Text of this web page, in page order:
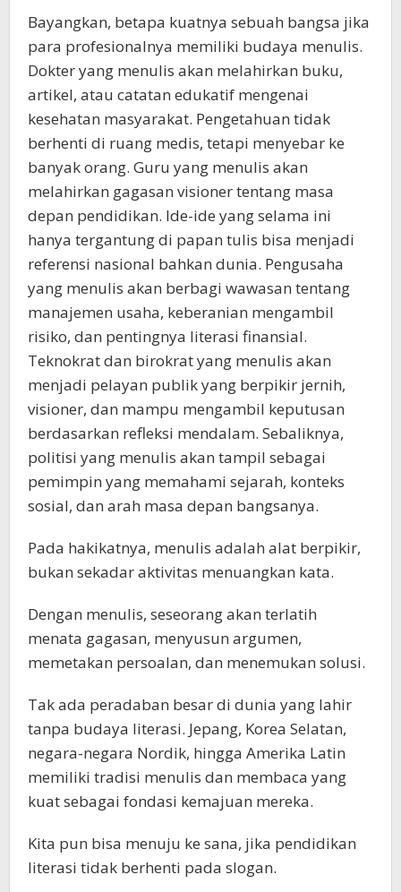
Bayangkan, betapa kuatnya sebuah bangsa jika
para profesionalnya memiliki budaya menulis.
Dokter yang menulis akan melahirkan buku,
artikel, atau catatan edukatif mengenai
kesehatan masyarakat. Pengetahuan tidak
berhenti di ruang medis, tetapi menyebar ke
banyak orang. Guru yang menulis akan
melahirkan gagasan visioner tentang masa
depan pendidikan. Ide-ide yang selama ini
hanya tergantung di papan tulis bisa menjadi
referensi nasional bahkan dunia. Pengusaha
yang menulis akan berbagi wawasan tentang
manajemen usaha, keberanian mengambil
risiko, dan pentingnya literasi finansial.
Teknokrat dan birokrat yang menulis akan
menjadi pelayan publik yang berpikir jernih,
visioner, dan mampu mengambil keputusan
berdasarkan refleksi mendalam. Sebaliknya,
politisi yang menulis akan tampil sebagai
pemimpin yang memahami sejarah, konteks
sosial, dan arah masa depan bangsanya.
Pada hakikatnya, menulis adalah alat berpikir,
bukan sekadar aktivitas menuangkan kata.
Dengan menulis, seseorang akan terlatih
menata gagasan, menyusun argumen,
memetakan persoalan, dan menemukan solusi.
Tak ada peradaban besar di dunia yang lahir
tanpa budaya literasi. Jepang, Korea Selatan,
negara-negara Nordik, hingga Amerika Latin
memiliki tradisi menulis dan membaca yang
kuat sebagai fondasi kemajuan mereka.
Kita pun bisa menuju ke sana, jika pendidikan
literasi tidak berhenti pada slogan.